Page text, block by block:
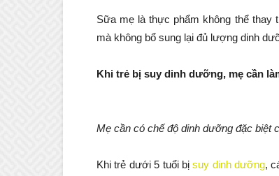
Sữa mẹ là thực phẩm không thể thay
mà không bổ sung lại đủ lượng dinh
Khi trẻ bị suy dinh dưỡng, mẹ cần
Mẹ cần có chế độ dinh dưỡng đặc biệt
Khi trẻ dưới 5 tuổi bịsuy dinh dưỡng,